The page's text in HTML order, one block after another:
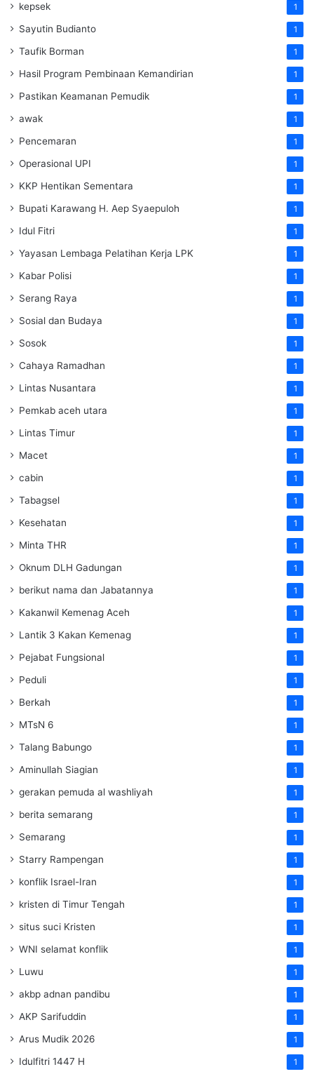
kepsek 1
Sayutin Budianto 1
Taufik Borman 1
Hasil Program Pembinaan Kemandirian 1
Pastikan Keamanan Pemudik 1
awak 1
Pencemaran 1
Operasional UPI 1
KKP Hentikan Sementara 1
Bupati Karawang H. Aep Syaepuloh 1
Idul Fitri 1
Yayasan Lembaga Pelatihan Kerja LPK 1
Kabar Polisi 1
Serang Raya 1
Sosial dan Budaya 1
Sosok 1
Cahaya Ramadhan 1
Lintas Nusantara 1
Pemkab aceh utara 1
Lintas Timur 1
Macet 1
cabin 1
Tabagsel 1
Kesehatan 1
Minta THR 1
Oknum DLH Gadungan 1
berikut nama dan Jabatannya 1
Kakanwil Kemenag Aceh 1
Lantik 3 Kakan Kemenag 1
Pejabat Fungsional 1
Peduli 1
Berkah 1
MTsN 6 1
Talang Babungo 1
Aminullah Siagian 1
gerakan pemuda al washliyah 1
berita semarang 1
Semarang 1
Starry Rampengan 1
konflik Israel-Iran 1
kristen di Timur Tengah 1
situs suci Kristen 1
WNI selamat konflik 1
Luwu 1
akbp adnan pandibu 1
AKP Sarifuddin 1
Arus Mudik 2026 1
Idulfitri 1447 H 1